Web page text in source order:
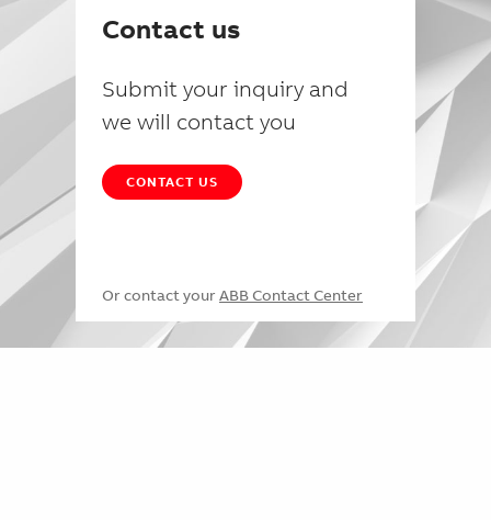
Contact us
Submit your inquiry and
we will contact you
CONTACT US
Or contact your ABB Contact Center